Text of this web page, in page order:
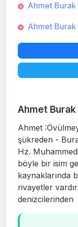
Ahmet
Ahmet
Ahmet Burak
Ahmet
şükreden -
Hz.
böyle bir isim
kaynaklarında
rivayetler
denizcilerinden